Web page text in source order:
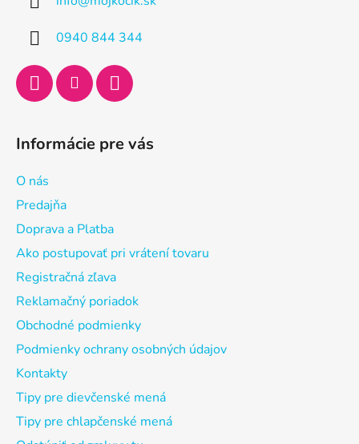
0940 844 344
Informácie pre vás
O nás
Predajňa
Doprava a Platba
Ako postupovať pri vrátení tovaru
Registračná zľava
Reklamačný poriadok
Obchodné podmienky
Podmienky ochrany osobných údajov
Kontakty
Tipy pre dievčenské mená
Tipy pre chlapčenské mená